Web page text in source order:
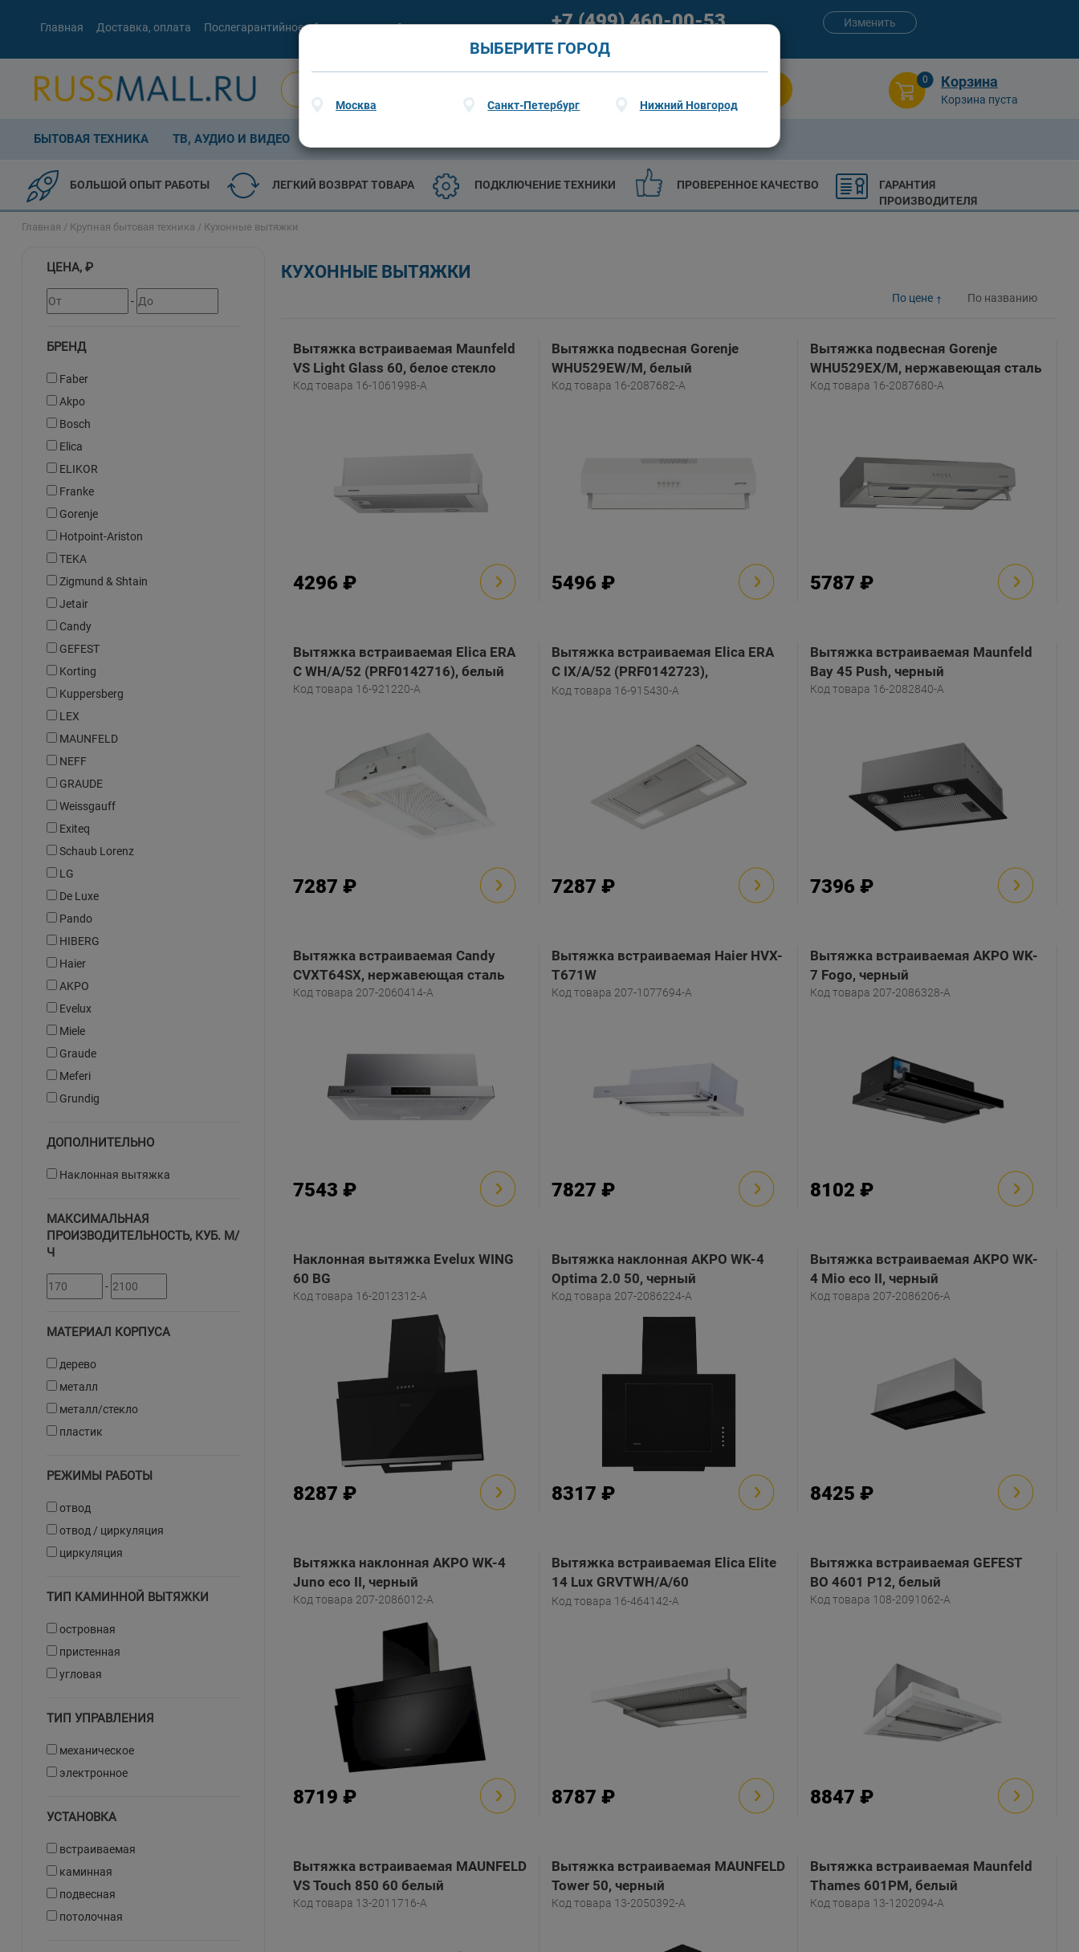
Главная Доставка, оплата Послегарантийное обслуживание О гарантии +7 (499) 460-00-53
09:00 - 21:00 (пн-пт) 09:00 - 20:00 (сб-вс)
Изменить
ВЫБЕРИТЕ ГОРОД
Москва Санкт-Петербург Нижний Новгород
0 Корзина
Корзина пуста
БЫТОВАЯ ТЕХНИКА ТВ, АУДИО И ВИДЕО
БОЛЬШОЙ ОПЫТ РАБОТЫ ЛЕГКИЙ ВОЗВРАТ ТОВАРА ПОДКЛЮЧЕНИЕ ТЕХНИКИ ПРОВЕРЕННОЕ КАЧЕСТВО
ГАРАНТИЯ
ПРОИЗВОДИТЕЛЯ
Главная / Крупная бытовая техника / Кухонные вытяжки
ЦЕНА, ₽
-
БРЕНД
Faber
Akpo
Bosch
Elica
ELIKOR
Franke
Gorenje
Hotpoint-Ariston
TEKA
Zigmund & Shtain
Jetair
Candy
GEFEST
Korting
Kuppersberg
LEX
MAUNFELD
NEFF
GRAUDE
Weissgauff
Exiteq
Schaub Lorenz
LG
De Luxe
Pando
HIBERG
Haier
AKPО
Evelux
Miele
Graude
Meferi
Grundig
ДОПОЛНИТЕЛЬНО
Наклонная вытяжка
МАКСИМАЛЬНАЯ
ПРОИЗВОДИТЕЛЬНОСТЬ, КУБ. М/
Ч
-
МАТЕРИАЛ КОРПУСА
дерево
металл
металл/стекло
пластик
РЕЖИМЫ РАБОТЫ
отвод
отвод / циркуляция
циркуляция
ТИП КАМИННОЙ ВЫТЯЖКИ
островная
пристенная
угловая
ТИП УПРАВЛЕНИЯ
механическое
электронное
УСТАНОВКА
встраиваемая
каминная
подвесная
потолочная
КУХОННЫЕ ВЫТЯЖКИ
По цене По названию
Вытяжка встраиваемая Maunfeld
VS Light Glass 60, белое стекло
Код товара 16-1061998-A
4296 ₽
Вытяжка подвесная Gorenje
WHU529EW/M, белый
Код товара 16-2087682-A
5496 ₽
Вытяжка подвесная Gorenje
WHU529EX/M, нержавеющая сталь
Код товара 16-2087680-A
5787 ₽
Вытяжка встраиваемая Elica ERA
C WH/A/52 (PRF0142716), белый
Код товара 16-921220-A
7287 ₽
Вытяжка встраиваемая Elica ERA
C IX/A/52 (PRF0142723),
нержавеющая сталь
Код товара 16-915430-A
7287 ₽
Вытяжка встраиваемая Maunfeld
Bay 45 Push, черный
Код товара 16-2082840-A
7396 ₽
Вытяжка встраиваемая Candy
CVXT64SX, нержавеющая сталь
Код товара 207-2060414-A
7543 ₽
Вытяжка встраиваемая Haier HVX-
T671W
Код товара 207-1077694-A
7827 ₽
Вытяжка встраиваемая AKPO WK-
7 Fogo, черный
Код товара 207-2086328-A
8102 ₽
Наклонная вытяжка Evelux WING
60 BG
Код товара 16-2012312-A
8287 ₽
Вытяжка наклонная AKPO WK-4
Optima 2.0 50, черный
Код товара 207-2086224-A
8317 ₽
Вытяжка встраиваемая AKPO WK-
4 Mio eco II, черный
Код товара 207-2086206-A
8425 ₽
Вытяжка наклонная AKPO WK-4
Juno eco II, черный
Код товара 207-2086012-A
8719 ₽
Вытяжка встраиваемая Elica Elite
14 Lux GRVTWH/A/60
(PRF0116536B), серый/белый
Код товара 16-464142-A
8787 ₽
Вытяжка встраиваемая GEFEST
ВО 4601 Р12, белый
Код товара 108-2091062-A
8847 ₽
Вытяжка встраиваемая MAUNFELD
VS Touch 850 60 белый
Код товара 13-2011716-A
Вытяжка встраиваемая MAUNFELD
Tower 50, черный
Код товара 13-2050392-A
Вытяжка встраиваемая Maunfeld
Thames 601PM, белый
Код товара 13-1202094-A